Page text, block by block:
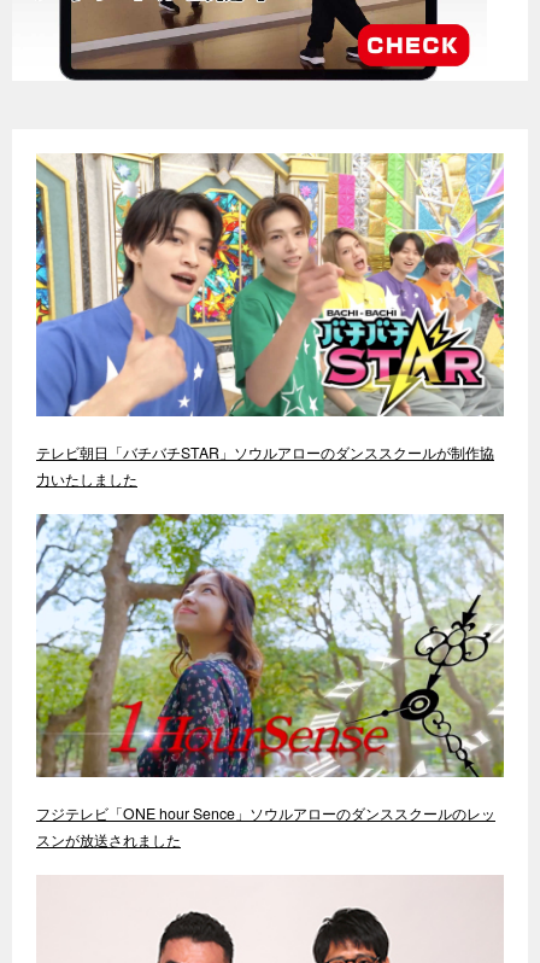
テレビ朝日「バチバチSTAR」ソウルアローのダンススクールが制作協
力いたしました
フジテレビ「ONE hour Sence」ソウルアローのダンススクールのレッ
スンが放送されました